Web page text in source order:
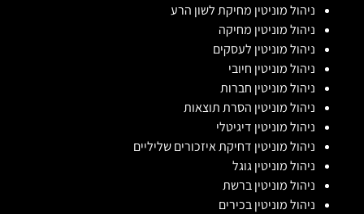
ניהול מוניטין מחיקת לשון הרע
ניהול מוניטין מחיקה
ניהול מוניטין לעסקים
ניהול מוניטין חיובי
ניהול מוניטין חברות
ניהול מוניטין הסרת תוצאות
ניהול מוניטין דיגיטלי
ניהול מוניטין דחיקת איזכורים שליליים
ניהול מוניטין גוגל
ניהול מוניטין ברשת
ניהול מוניטין בכירים